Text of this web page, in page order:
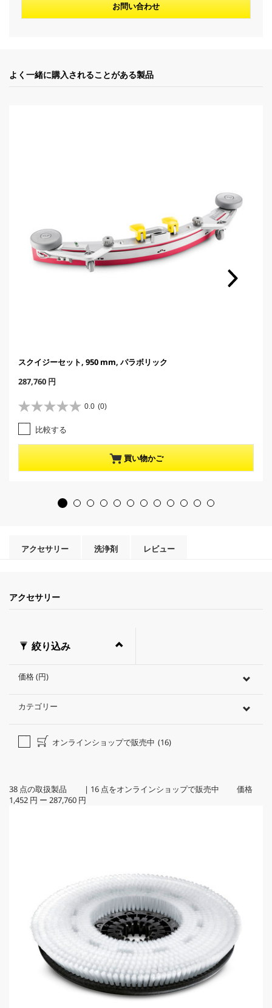
お問い合わせ
よく一緒に購入されることがある製品
スクイジーセット, 950 mm, パラボリック
C
r
r
e
n
t
p
r
287,760 円
0.0 (0)
星
0
.
0
5
比較する
買い物かご
アクセサリー 洗浄剤 レビュー
アクセサリー
絞り込み
価格 (円)
カテゴリー
オンラインショップで販売中 (16)
38 点の取扱製品 | 16 点をオンラインショップで販売中 価格
1,452 円 ー 287,760 円